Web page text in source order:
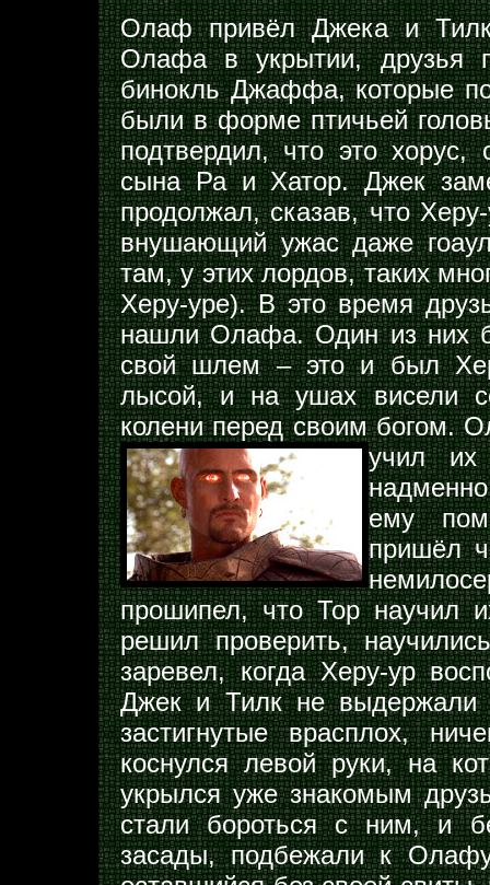
Олаф привёл Джека и
Олафа в укрытии, друзья
бинокль Джаффа, которые
были в форме птичьей
подтвердил, что это
сына Ра и Хатор. Джек
продолжал, сказав, что
внушающий ужас даже
там, у этих лордов, таких
Херу-уре). В это время
нашли Олафа. Один из них
свой шлем – это и был
лысой, и на ушах висели
колени перед своим богом.
учил
ему
пришёл
прошипел, что Тор научил
решил проверить,
заревел, когда Херу-ур
Джек и Тилк не выдержали
застигнутые врасплох,
коснулся левой руки, на
укрылся уже знакомым
стали бороться с ним, и
засады, подбежали к